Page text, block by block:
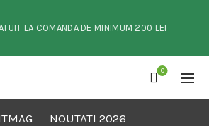
LA COMANDA DE MINIMUM 200 LEI
0
NOUTATI 2026